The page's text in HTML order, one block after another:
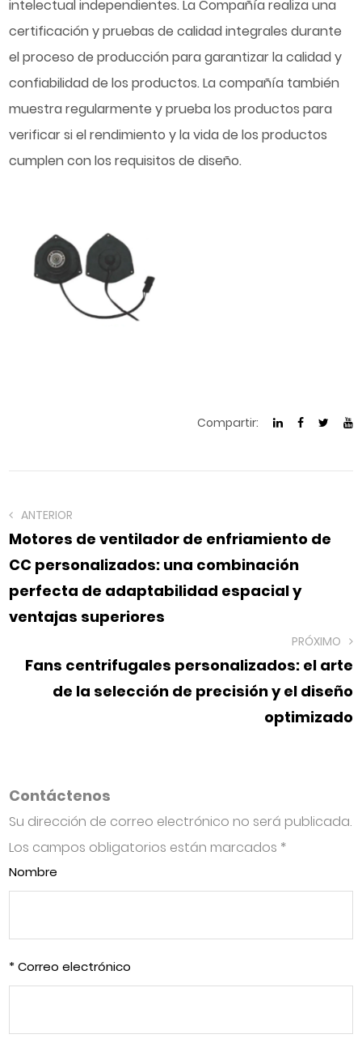
intelectual independientes. La Compañía realiza una
certificación y pruebas de calidad integrales durante
el proceso de producción para garantizar la calidad y
confiabilidad de los productos. La compañía también
muestra regularmente y prueba los productos para
verificar si el rendimiento y la vida de los productos
cumplen con los requisitos de diseño.
Compartir:
ANTERIOR
Motores de ventilador de enfriamiento de
CC personalizados: una combinación
perfecta de adaptabilidad espacial y
ventajas superiores
PRÓXIMO
Fans centrifugales personalizados: el arte
de la selección de precisión y el diseño
optimizado
Contáctenos
Su dirección de correo electrónico no será publicada.
Los campos obligatorios están marcados *
Nombre
* Correo electrónico